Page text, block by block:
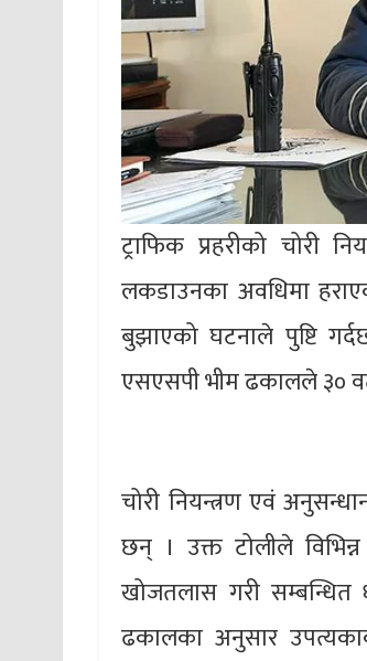
ट्राफिक प्रहरीको चोरी
लकडाउनका अवधिमा
बुझाएको घटनाले पुष्टि
एसएसपी भीम ढकालले ३०
चोरी नियन्त्रण एवं
छन् । उक्त टोलीले
खोजतलास गरी सम्बन्धित
ढकालका अनुसार